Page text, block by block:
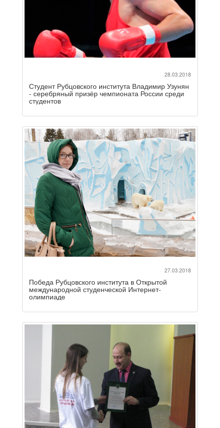
28.03.2018
Студент Рубцовского института Владимир Узунян
- серебряный призёр чемпионата России среди
студентов
27.03.2018
Победа Рубцовского института в Открытой
международной студенческой Интернет-
олимпиаде